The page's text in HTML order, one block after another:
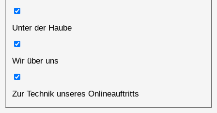
Unter der Haube
Wir über uns
Zur Technik unseres Onlineauftritts